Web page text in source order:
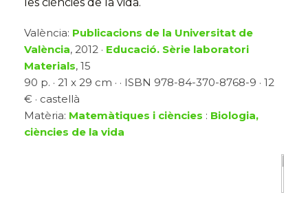
València: Publicacions de la Universitat de
València, 2012 · Educació. Sèrie laboratori
Materials, 15
90 p. · 21 x 29 cm · · ISBN 978-84-370-8768-9 · 12
€ · castellà
Matèria: Matemàtiques i ciències : Biologia,
ciències de la vida